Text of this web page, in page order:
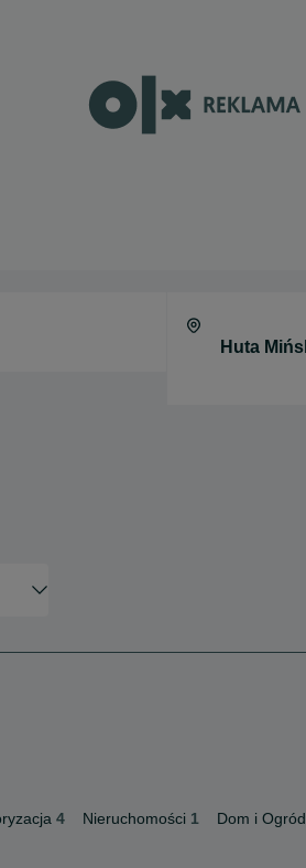
4 Nieruchomości 1 Dom i Ogród